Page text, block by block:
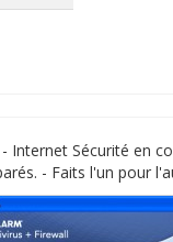
Sécurité en
- Faits l'un pour